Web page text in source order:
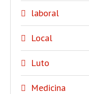
laboral
Local
Luto
Medicina